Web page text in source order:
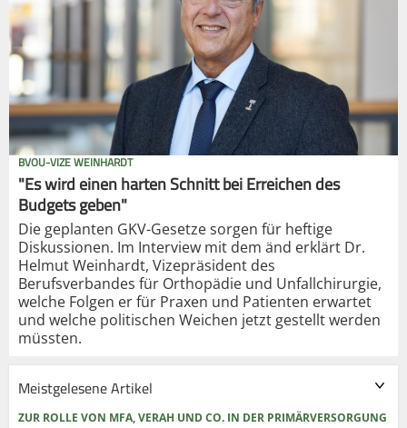
BVOU-VIZE WEINHARDT
"Es wird einen harten Schnitt bei Erreichen des
Budgets geben"
Die geplanten GKV-Gesetze sorgen für heftige
Diskussionen. Im Interview mit dem änd erklärt Dr.
Helmut Weinhardt, Vizepräsident des
Berufsverbandes für Orthopädie und Unfallchirurgie,
welche Folgen er für Praxen und Patienten erwartet
und welche politischen Weichen jetzt gestellt werden
müssten.
Meistgelesene Artikel
ZUR ROLLE VON MFA, VERAH UND CO. IN DER PRIMÄRVERSORGUNG